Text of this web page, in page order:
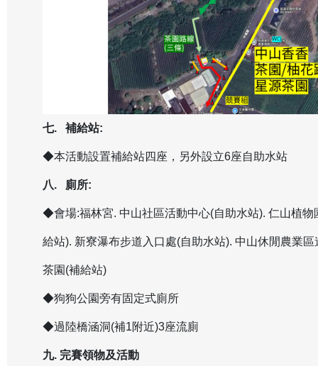
七. 補給站:
◆本活動設置補給站四座，另外設立6座自助水站
八. 廁所:
◆會場:福林宮. 中山社區活動中心(自助水站). 仁山植物
給站). 新寮瀑布步道入口處(自助水站). 中山休閒農業
茶園(補給站)
◆狗狗公園旁有固定式廁所
◆過陸橋涵洞(補1附近)3座流廁
九. 完賽領物及活動